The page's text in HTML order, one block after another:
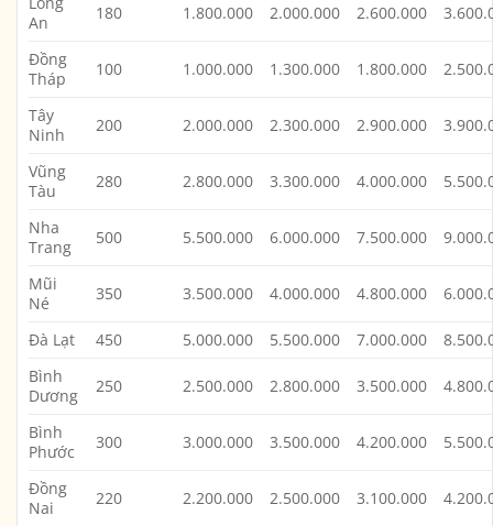
An
180 1.800.000 2.000.000 2.600.000
Đồng
Tháp
100 1.000.000 1.300.000 1.800.000
Tây
Ninh
200 2.000.000 2.300.000 2.900.000
Vũng
Tàu
280 2.800.000 3.300.000 4.000.000
Nha
Trang
500 5.500.000 6.000.000 7.500.000
Mũi
Né
350 3.500.000 4.000.000 4.800.000
Đà Lạt 450 5.000.000 5.500.000 7.000.000
Bình
Dương
250 2.500.000 2.800.000 3.500.000
Bình
Phước
300 3.000.000 3.500.000 4.200.000
Đồng
Nai
220 2.200.000 2.500.000 3.100.000